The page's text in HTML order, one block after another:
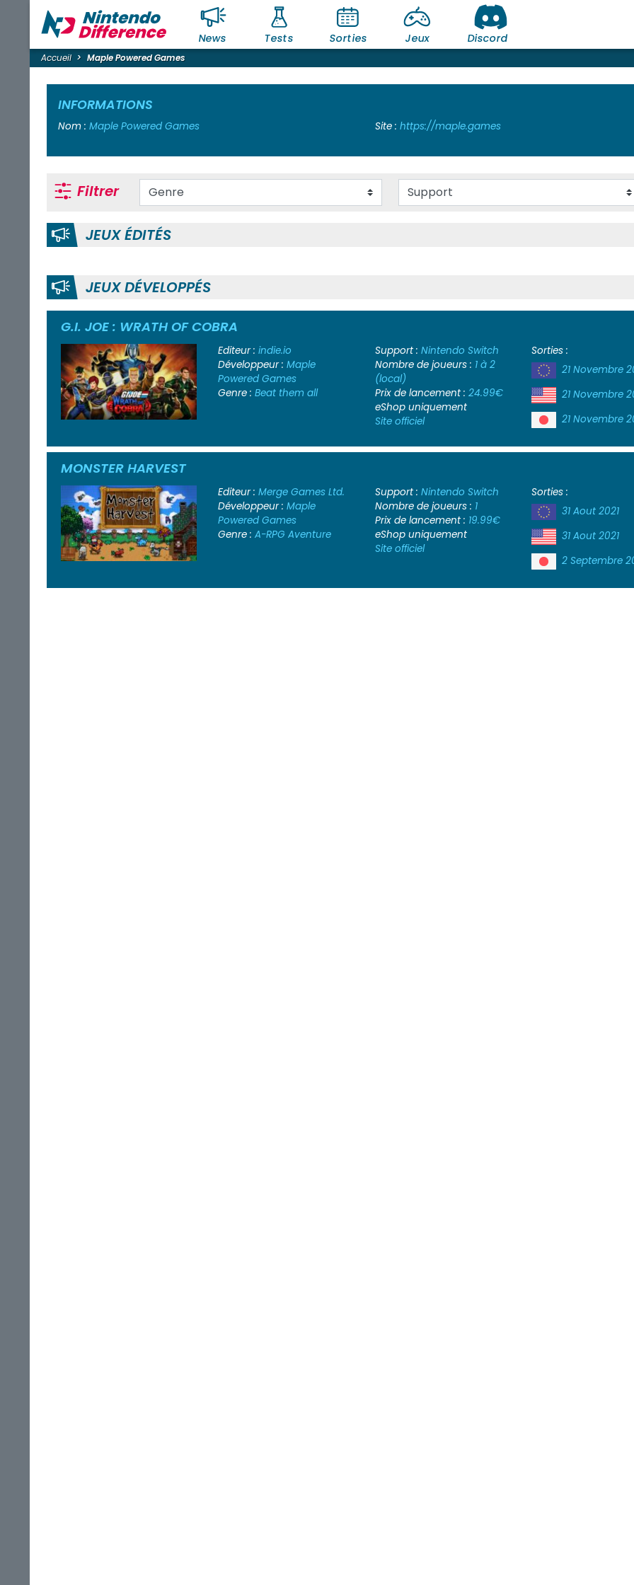
News Tests Sorties Jeux Discord
Accueil Maple Powered Games
INFORMATIONS
Nom : Maple Powered Games Site : https://maple.games
Filtrer
JEUX ÉDITÉS
JEUX DÉVELOPPÉS
G.I. JOE : WRATH OF COBRA
Editeur : indie.io
Développeur : Maple
Powered Games
Genre : Beat them all
Support : Nintendo Switch
Nombre de joueurs : 1 à 2
(local)
Prix de lancement : 24.99€
eShop uniquement
Site officiel
Sorties :
21 Novembre
21 Novembre
21 Novembre
MONSTER HARVEST
Editeur : Merge Games Ltd.
Développeur : Maple
Powered Games
Genre : A-RPG Aventure
Support : Nintendo Switch
Nombre de joueurs : 1
Prix de lancement : 19.99€
eShop uniquement
Site officiel
Sorties :
31 Aout 2021
31 Aout 2021
2 Septembre